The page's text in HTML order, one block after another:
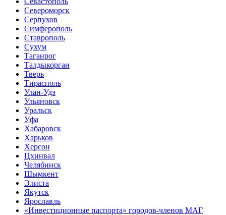
Североморск
Серпухов
Симферополь
Ставрополь
Сухум
Таганрог
Tалдыкорган
Тверь
Тирасполь
Улан-Удэ
Ульяновск
Уральск
Уфа
Хабаровск
Харьков
Херсон
Цхинвал
Челябинск
Шымкент
Элиста
Якутск
Ярославль
«Инвестиционные паспорта» городов-членов МАГ